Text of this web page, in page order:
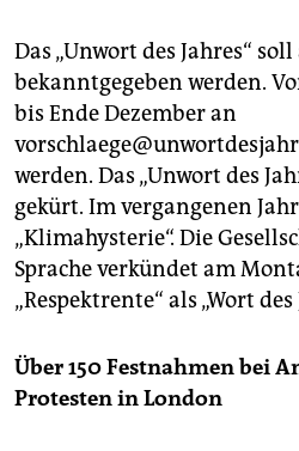
Das „Unwort des Jahres“
bekanntgegeben werden.
bis Ende Dezember an
werden. Das „Unwort des
gekürt. Im vergangenen
„Klimahysterie“. Die
Sprache verkündet am
„Respektrente“ als „Wort des
Über 150 Festnahmen bei
Protesten in London